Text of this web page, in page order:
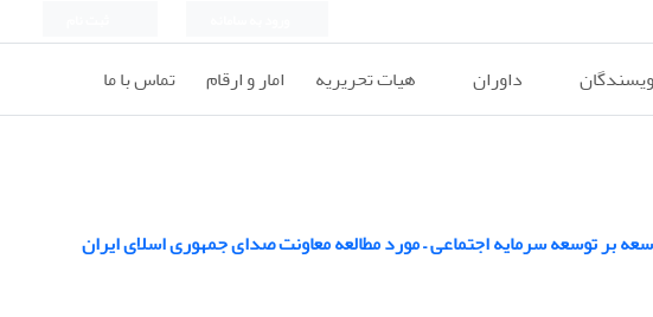
داوران هیات تحریریه امار و ارقام تماس با ما
بر توسعه سرمایه اجتماعی – مورد مطالعه معاونت صدای جمهوری اسلای ایران